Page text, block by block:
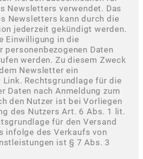
Newsletters verwendet. Das
Newsletters kann durch die
jederzeit gekündigt werden.
Einwilligung in die
personenbezogenen Daten
werden. Zu diesem Zweck
Newsletter ein
Rechtsgrundlage für die
Daten nach Anmeldung zum
den Nutzer ist bei Vorliegen
des Nutzers Art. 6 Abs. 1 lit.
für den Versand
infolge des Verkaufs von
ist § 7 Abs. 3